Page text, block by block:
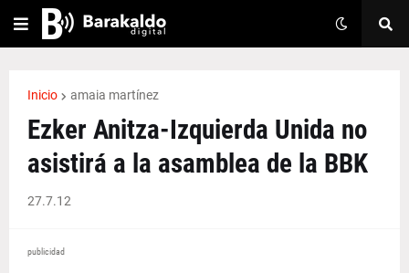
Inicio amaia martínez
Ezker Anitza-Izquierda Unida no
asistirá a la asamblea de la BBK
27.7.12
publicidad